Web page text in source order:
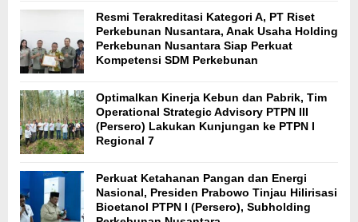
Resmi Terakreditasi Kategori A, PT Riset
Perkebunan Nusantara, Anak Usaha Holding
Perkebunan Nusantara Siap Perkuat
Kompetensi SDM Perkebunan
Optimalkan Kinerja Kebun dan Pabrik, Tim
Operational Strategic Advisory PTPN III
(Persero) Lakukan Kunjungan ke PTPN I
Regional 7
Perkuat Ketahanan Pangan dan Energi
Nasional, Presiden Prabowo Tinjau Hilirisasi
Bioetanol PTPN I (Persero), Subholding